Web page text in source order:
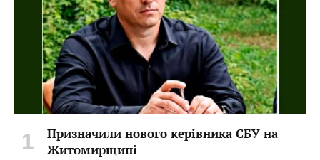
Призначили нового керівника СБУ на
Житомирщині